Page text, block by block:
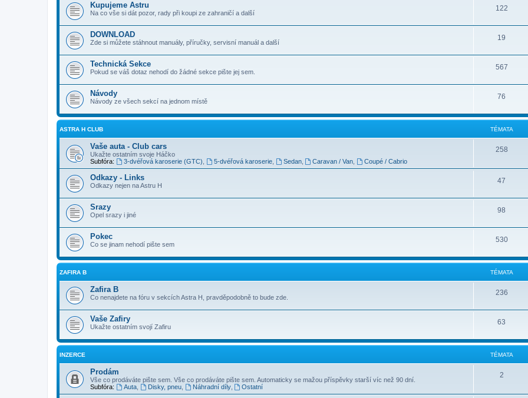
Kupujeme Astru
Na co vše si dát pozor, rady při koupi ze zahraničí a další
122
DOWNLOAD
Zde si můžete stáhnout manuály, příručky, servisní manuál a další
19
Technická Sekce
Pokud se váš dotaz nehodí do žádné sekce pište jej sem.
567
Návody
Návody ze všech sekcí na jednom místě
76
ASTRA H CLUB TÉMATA
Vaše auta - Club cars
Ukažte ostatním svoje Háčko
Subfóra:
3-dvéřová karoserie (GTC) 5-dvéřová karoserie, Sedan, Caravan / Van Coupé / Cabrio
258
Odkazy - Links
Odkazy nejen na Astru H
47
Srazy
Opel srazy i jiné
98
Pokec
Co se jinam nehodí pište sem
530
ZAFIRA B TÉMATA
Zafira B
Co nenajdete na fóru v sekcích Astra H, pravděpodobně to bude zde.
236
Vaše Zafiry
Ukažte ostatním svojí Zafiru
63
INZERCE TÉMATA
Prodám
Vše co prodáváte pište sem. Vše co prodáváte pište sem. Automaticky se mažou příspěvky starší víc než 90 dní.
Subfóra:
Auta, Disky, pneu, Náhradní díly, Ostatní
2